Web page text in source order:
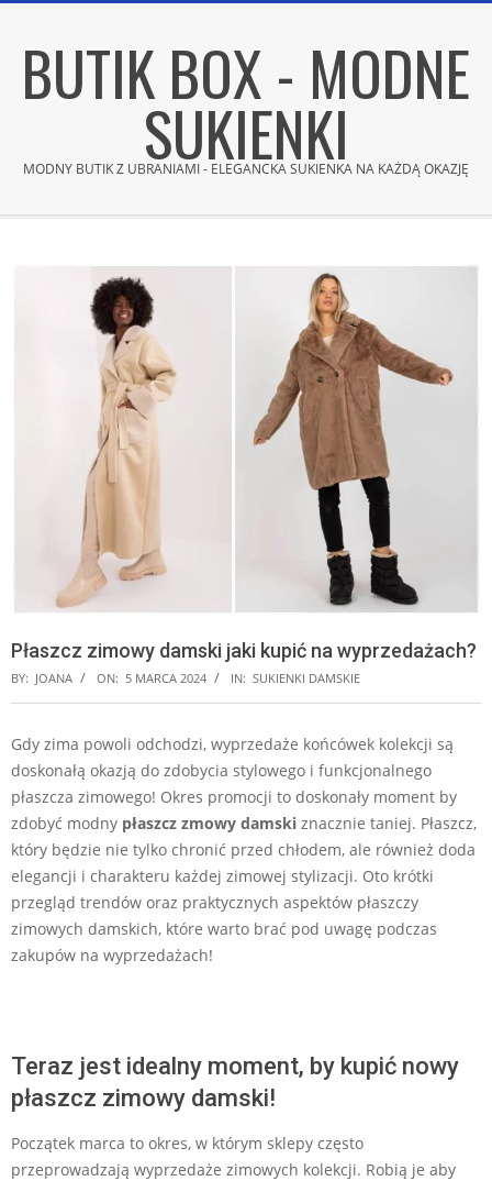
contentBUTIK BOX - MODNE
SUKIENKI
MODNY BUTIK Z UBRANIAMI - ELEGANCKA SUKIENKA NA KAŻDĄ OKAZJĘ
Płaszcz zimowy damski jaki kupić na wyprzedażach?
BY: JOANA ON: 5 MARCA 2024 IN: SUKIENKI DAMSKIE
Gdy zima powoli odchodzi, wyprzedaże końcówek kolekcji są
doskonałą okazją do zdobycia stylowego i funkcjonalnego
płaszcza zimowego! Okres promocji to doskonały moment by
zdobyć modny płaszcz zmowy damski znacznie taniej. Płaszcz,
który będzie nie tylko chronić przed chłodem, ale również doda
elegancji i charakteru każdej zimowej stylizacji. Oto krótki
przegląd trendów oraz praktycznych aspektów płaszczy
zimowych damskich, które warto brać pod uwagę podczas
zakupów na wyprzedażach!
Teraz jest idealny moment, by kupić nowy
płaszcz zimowy damski!
Początek marca to okres, w którym sklepy często
przeprowadzają wyprzedaże zimowych kolekcji. Robią je aby